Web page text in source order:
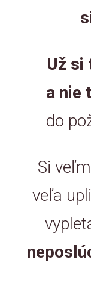
Už si
a nie
do
Si
veľa